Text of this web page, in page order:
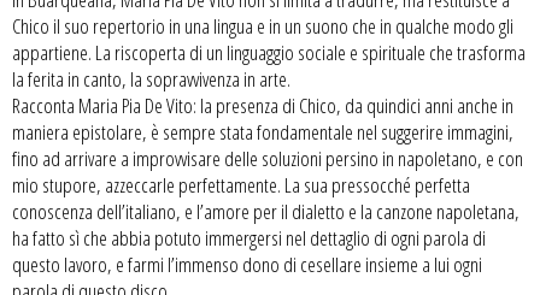
Chico il suo repertorio in una lingua e in un suono che in qualche modo gli
appartiene. La riscoperta di un linguaggio sociale e spirituale che trasforma
la ferita in canto, la sopravvivenza in arte.
Racconta Maria Pia De Vito: la presenza di Chico, da quindici anni anche in
maniera epistolare, è sempre stata fondamentale nel suggerire immagini,
fino ad arrivare a improvvisare delle soluzioni persino in napoletano, e con
mio stupore, azzeccarle perfettamente. La sua pressocché perfetta
conoscenza dell’italiano, e l’amore per il dialetto e la canzone napoletana,
ha fatto sì che abbia potuto immergersi nel dettaglio di ogni parola di
questo lavoro, e farmi l’immenso dono di cesellare insieme a lui ogni